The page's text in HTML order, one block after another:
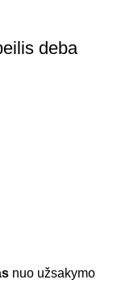
deba
nuo užsakymo